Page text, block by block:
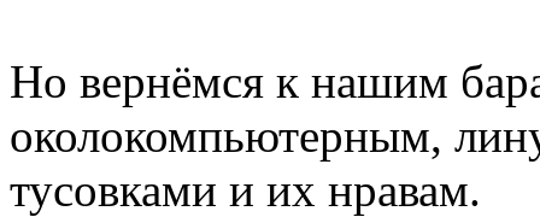
Но вернёмся к нашим
околокомпьютерным,
тусовками и их нравам.